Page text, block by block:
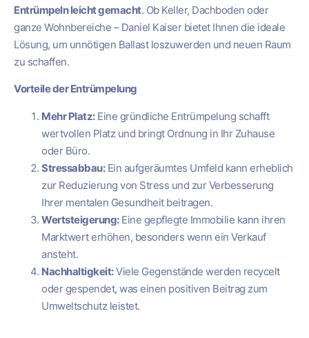
Entrümpeln leicht gemacht. Ob Keller, Dachboden oder
ganze Wohnbereiche – Daniel Kaiser bietet Ihnen die ideale
Lösung, um unnötigen Ballast loszuwerden und neuen Raum
zu schaffen.
Vorteile der Entrümpelung
Mehr Platz:Eine gründliche Entrümpelung schafft
wertvollen Platz und bringt Ordnung in Ihr Zuhause
oder Büro.
Stressabbau:Ein aufgeräumtes Umfeld kann erheblich
zur Reduzierung von Stress und zur Verbesserung
Ihrer mentalen Gesundheit beitragen.
Wertsteigerung:Eine gepflegte Immobilie kann ihren
Marktwert erhöhen, besonders wenn ein Verkauf
ansteht.
Nachhaltigkeit:Viele Gegenstände werden recycelt
oder gespendet, was einen positiven Beitrag zum
Umweltschutz leistet.